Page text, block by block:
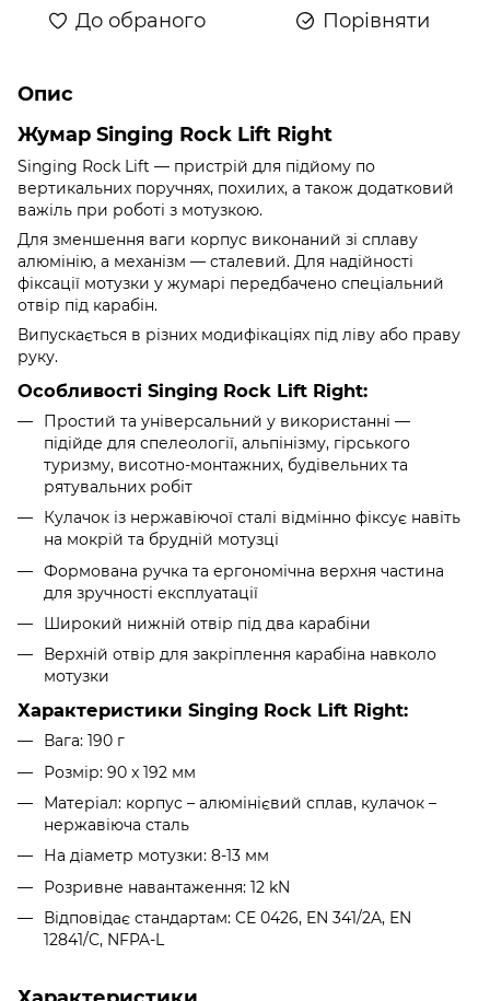
До обраного Порівняти
Опис
Жумар Singing Rock Lift Right
Singing Rock Lift — пристрій для підйому по
вертикальних поручнях, похилих, а також додатковий
важіль при роботі з мотузкою.
Для зменшення ваги корпус виконаний зі сплаву
алюмінію, а механізм — сталевий. Для надійності
фіксації мотузки у жумарі передбачено спеціальний
отвір під карабін.
Випускається в різних модифікаціях під ліву або праву
руку.
Особливості Singing Rock Lift Right:
Простий та універсальний у використанні —
підійде для спелеології, альпінізму, гірського
туризму, висотно-монтажних, будівельних та
рятувальних робіт
Кулачок із нержавіючої сталі відмінно фіксує навіть
на мокрій та брудній мотузці
Формована ручка та ергономічна верхня частина
для зручності експлуатації
Широкий нижній отвір під два карабіни
Верхній отвір для закріплення карабіна навколо
мотузки
Характеристики Singing Rock Lift Right:
Вага: 190 г
Розмір: 90 x 192 мм
Матеріал: корпус – алюмінієвий сплав, кулачок –
нержавіюча сталь
На діаметр мотузки: 8-13 мм
Розривне навантаження: 12 kN
Відповідає стандартам: CE 0426, EN 341/2A, EN
12841/C, NFPA-L